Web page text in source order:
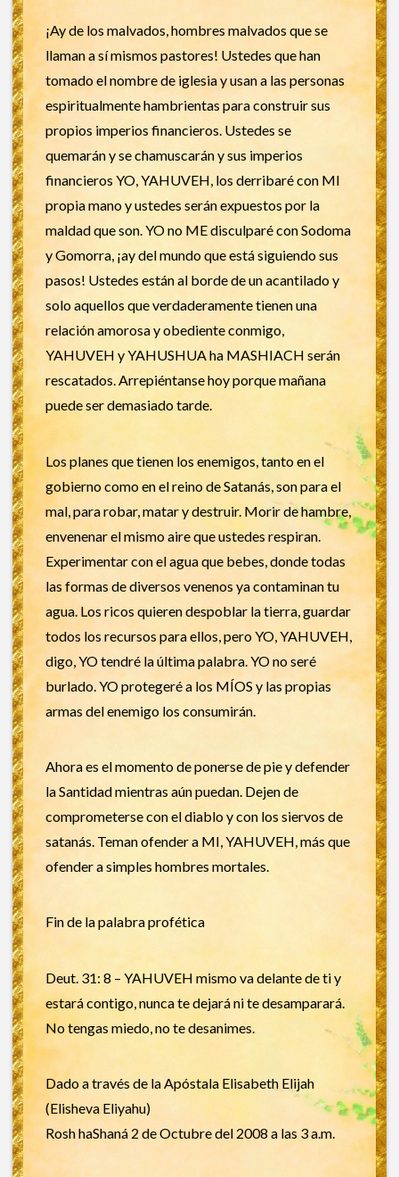
¡Ay de los malvados, hombres malvados que se
llaman a sí mismos pastores! Ustedes que han
tomado el nombre de iglesia y usan a las personas
espiritualmente hambrientas para construir sus
propios imperios financieros. Ustedes se
quemarán y se chamuscarán y sus imperios
financieros YO, YAHUVEH, los derribaré con MI
propia mano y ustedes serán expuestos por la
maldad que son. YO no ME disculparé con Sodoma
y Gomorra, ¡ay del mundo que está siguiendo sus
pasos! Ustedes están al borde de un acantilado y
solo aquellos que verdaderamente tienen una
relación amorosa y obediente conmigo,
YAHUVEH y YAHUSHUA ha MASHIACH serán
rescatados. Arrepiéntanse hoy porque mañana
puede ser demasiado tarde.
Los planes que tienen los enemigos, tanto en el
gobierno como en el reino de Satanás, son para el
mal, para robar, matar y destruir. Morir de hambre,
envenenar el mismo aire que ustedes respiran.
Experimentar con el agua que bebes, donde todas
las formas de diversos venenos ya contaminan tu
agua. Los ricos quieren despoblar la tierra, guardar
todos los recursos para ellos, pero YO, YAHUVEH,
digo, YO tendré la última palabra. YO no seré
burlado. YO protegeré a los MÍOS y las propias
armas del enemigo los consumirán.
Ahora es el momento de ponerse de pie y defender
la Santidad mientras aún puedan. Dejen de
comprometerse con el diablo y con los siervos de
satanás. Teman ofender a MI, YAHUVEH, más que
ofender a simples hombres mortales.
Fin de la palabra profética
Deut. 31: 8 – YAHUVEH mismo va delante de ti y
estará contigo, nunca te dejará ni te desamparará.
No tengas miedo, no te desanimes.
Dado a través de la Apóstala Elisabeth Elijah
(Elisheva Eliyahu)
Rosh haShaná 2 de Octubre del 2008 a las 3 a.m.